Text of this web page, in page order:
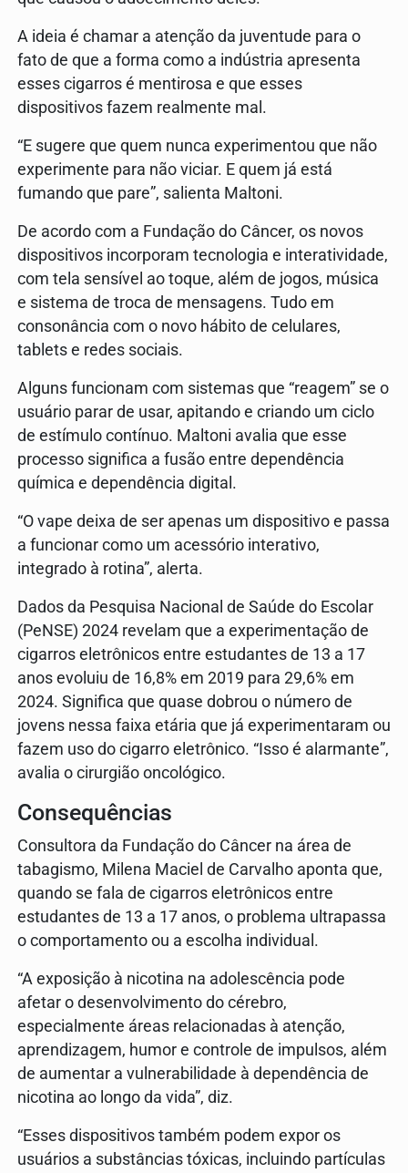
A ideia é chamar a atenção da juventude para o
fato de que a forma como a indústria apresenta
esses cigarros é mentirosa e que esses
dispositivos fazem realmente mal.
“E sugere que quem nunca experimentou que não
experimente para não viciar. E quem já está
fumando que pare”, salienta Maltoni.
De acordo com a Fundação do Câncer, os novos
dispositivos incorporam tecnologia e interatividade,
com tela sensível ao toque, além de jogos, música
e sistema de troca de mensagens. Tudo em
consonância com o novo hábito de celulares,
tablets e redes sociais.
Alguns funcionam com sistemas que “reagem” se o
usuário parar de usar, apitando e criando um ciclo
de estímulo contínuo. Maltoni avalia que esse
processo significa a fusão entre dependência
química e dependência digital.
“O vape deixa de ser apenas um dispositivo e passa
a funcionar como um acessório interativo,
integrado à rotina”, alerta.
Dados da Pesquisa Nacional de Saúde do Escolar
(PeNSE) 2024 revelam que a experimentação de
cigarros eletrônicos entre estudantes de 13 a 17
anos evoluiu de 16,8% em 2019 para 29,6% em
2024. Significa que quase dobrou o número de
jovens nessa faixa etária que já experimentaram ou
fazem uso do cigarro eletrônico. “Isso é alarmante”,
avalia o cirurgião oncológico.
Consequências
Consultora da Fundação do Câncer na área de
tabagismo, Milena Maciel de Carvalho aponta que,
quando se fala de cigarros eletrônicos entre
estudantes de 13 a 17 anos, o problema ultrapassa
o comportamento ou a escolha individual.
“A exposição à nicotina na adolescência pode
afetar o desenvolvimento do cérebro,
especialmente áreas relacionadas à atenção,
aprendizagem, humor e controle de impulsos, além
de aumentar a vulnerabilidade à dependência de
nicotina ao longo da vida”, diz.
“Esses dispositivos também podem expor os
usuários a substâncias tóxicas, incluindo partículas